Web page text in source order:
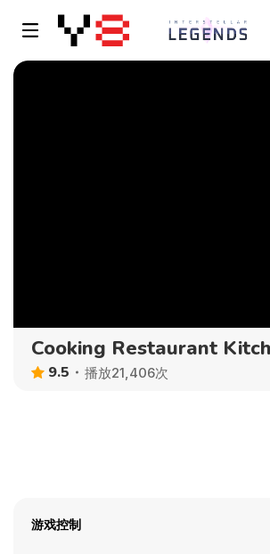
Cooking Restaurant
9.5 播放21,406次
游戏控制